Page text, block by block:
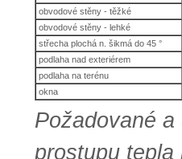
obvodové stěny - těžké
obvodové stěny - lehké
střecha plochá n. šikmá do 45 °
podlaha nad exteriérem
podlaha na terénu
okna
Požadované
prostupu